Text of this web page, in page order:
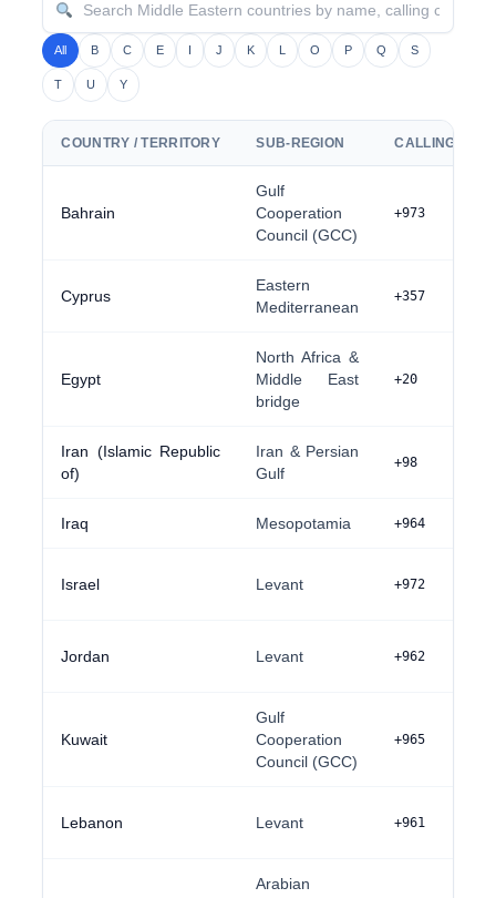
All B C E I J K L O P Q S
T U Y
COUNTRY / TERRITORY SUB-REGION CALLING
Bahrain
Gulf
Cooperation
Council (GCC)
+973
Cyprus
Eastern
Mediterranean
+357
Egypt
North Africa &
Middle East
bridge
+20
Iran (Islamic Republic
of)
Iran & Persian
Gulf
+98
Iraq Mesopotamia +964
Israel Levant +972
Jordan Levant +962
Kuwait
Gulf
Cooperation
Council (GCC)
+965
Lebanon Levant +961
Arabian